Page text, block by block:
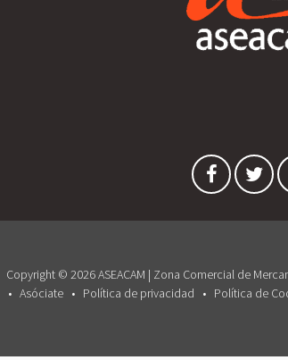
Copyright © 2026 ASEACAM | Zona Comercial de
Asóciate Política de privacidad Política de